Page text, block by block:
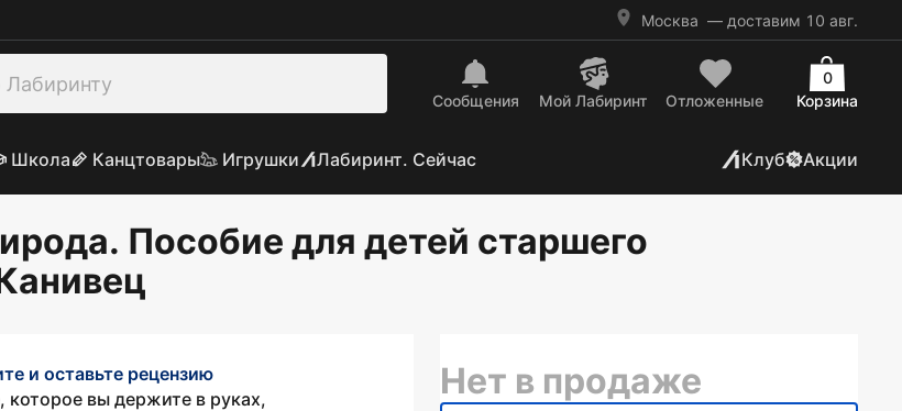
Москва — доставим 10 авг.
Сообщения Mой Лабиринт Отложенные Корзина
0
Школа Канцтовары Игрушки Лабиринт. Сейчас Клуб Акции
Пособие для детей старшего
и оставьте рецензию
которое вы держите в руках,
Нет в продаже